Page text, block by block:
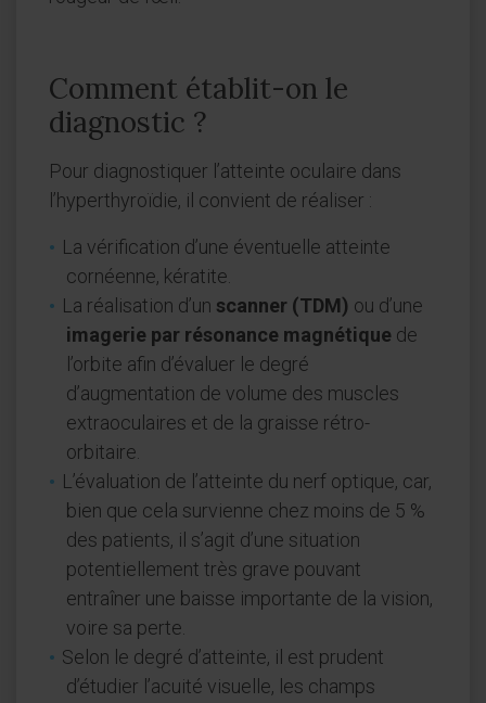
Comment établit-on le
diagnostic ?
Pour diagnostiquer l’atteinte oculaire dans
l’hyperthyroïdie, il convient de réaliser :
La vérification d’une éventuelle atteinte
cornéenne, kératite.
La réalisation d’un scanner (TDM) ou d’une
imagerie par résonance magnétique de
l’orbite afin d’évaluer le degré
d’augmentation de volume des muscles
extraoculaires et de la graisse rétro-
orbitaire.
L’évaluation de l’atteinte du nerf optique, car,
bien que cela survienne chez moins de 5 %
des patients, il s’agit d’une situation
potentiellement très grave pouvant
entraîner une baisse importante de la vision,
voire sa perte.
Selon le degré d’atteinte, il est prudent
d’étudier l’acuité visuelle, les champs